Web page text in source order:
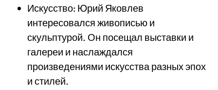
Искусство: Юрий Яковлев
интересовался живописью и
скульптурой. Он посещал выставки и
галереи и наслаждался
произведениями искусства разных эпох
и стилей.